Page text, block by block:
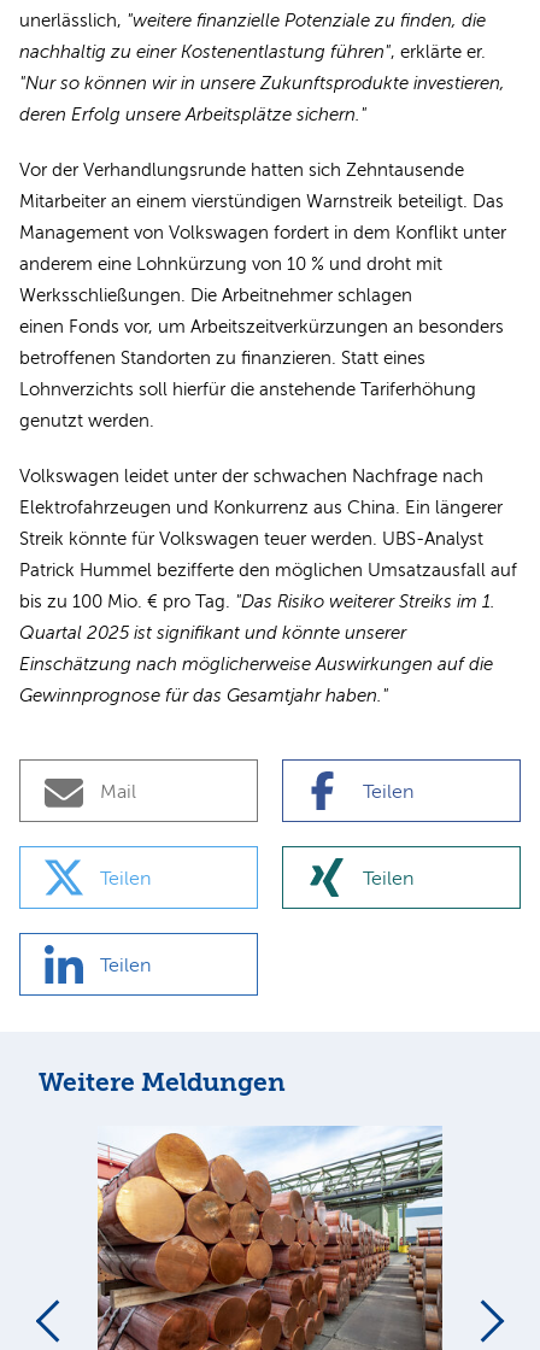
unerlässlich, "weitere finanzielle Potenziale zu finden, die
nachhaltig zu einer Kostenentlastung führen", erklärte er.
"Nur so können wir in unsere Zukunftsprodukte investieren,
deren Erfolg unsere Arbeitsplätze sichern."
Vor der Verhandlungsrunde hatten sich Zehntausende
Mitarbeiter an einem vierstündigen Warnstreik beteiligt. Das
Management von Volkswagen fordert in dem Konflikt unter
anderem eine Lohnkürzung von 10 % und droht mit
Werksschließungen. Die Arbeitnehmer schlagen
einen Fonds vor, um Arbeitszeitverkürzungen an besonders
betroffenen Standorten zu finanzieren. Statt eines
Lohnverzichts soll hierfür die anstehende Tariferhöhung
genutzt werden.
Volkswagen leidet unter der schwachen Nachfrage nach
Elektrofahrzeugen und Konkurrenz aus China. Ein längerer
Streik könnte für Volkswagen teuer werden. UBS-Analyst
Patrick Hummel bezifferte den möglichen Umsatzausfall auf
bis zu 100 Mio. € pro Tag. "Das Risiko weiterer Streiks im 1.
Quartal 2025 ist signifikant und könnte unserer
Einschätzung nach möglicherweise Auswirkungen auf die
Gewinnprognose für das Gesamtjahr haben."
Mail Teilen
Teilen Teilen
Teilen
Weitere Meldungen